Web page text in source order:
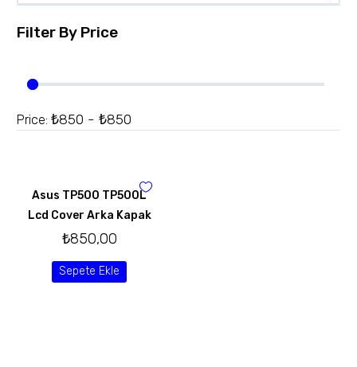
Filter By Price
Price: ₺850 - ₺850
Asus TP500 TP500L
Lcd Cover Arka Kapak
₺850,00
Sepete Ekle